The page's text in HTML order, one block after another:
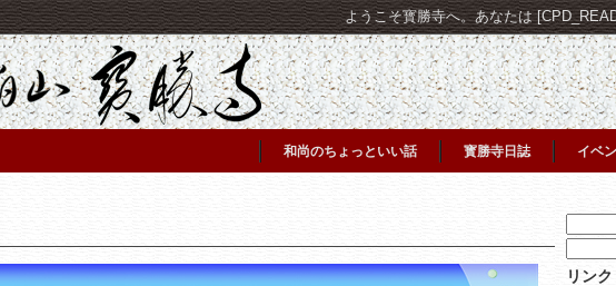
ようこそ寳勝寺へ。あなたは
和尚のちょっといい話 寳勝寺日誌 イベ
索:
索:
リンク